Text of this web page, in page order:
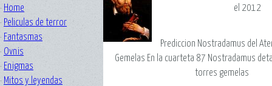
· Home
· Peliculas de terror
· Fantasmas
· Ovnis
· Enigmas
· Mitos y leyendas
el 2012
Prediccion Nostradamus del
Gemelas En la cuarteta 87 Nostradamus
torres gemelas